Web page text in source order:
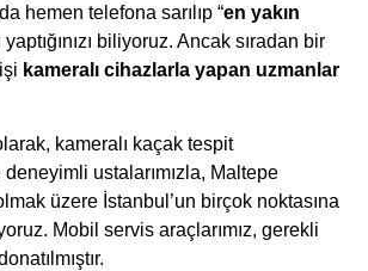
hemen telefona sarılıp “en yakın
yaptığınızı biliyoruz. Ancak sıradan bir
kameralı cihazlarla yapan uzmanlar
kameralı kaçak tespit
deneyimli ustalarımızla, Maltepe
üzere İstanbul’un birçok noktasına
Mobil servis araçlarımız, gerekli